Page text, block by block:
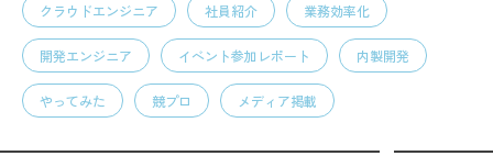
クラウドエンジニア 社員紹介 業務効率化
開発エンジニア イベント参加レポート 内製開発
やってみた 競プロ メディア掲載